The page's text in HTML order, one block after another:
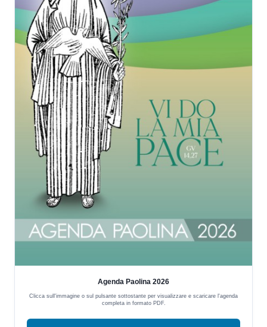
Agenda Paolina 2026
Clicca sull'immagine o sul pulsante sottostante per visualizzare e scaricare l'agenda
completa in formato PDF.